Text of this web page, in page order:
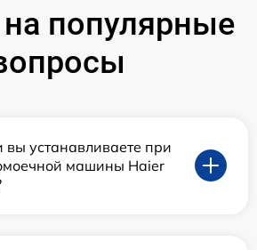
популярные
вы устанавливаете при
машины Haier